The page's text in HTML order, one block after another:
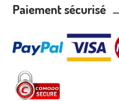
Paiement sécurisé